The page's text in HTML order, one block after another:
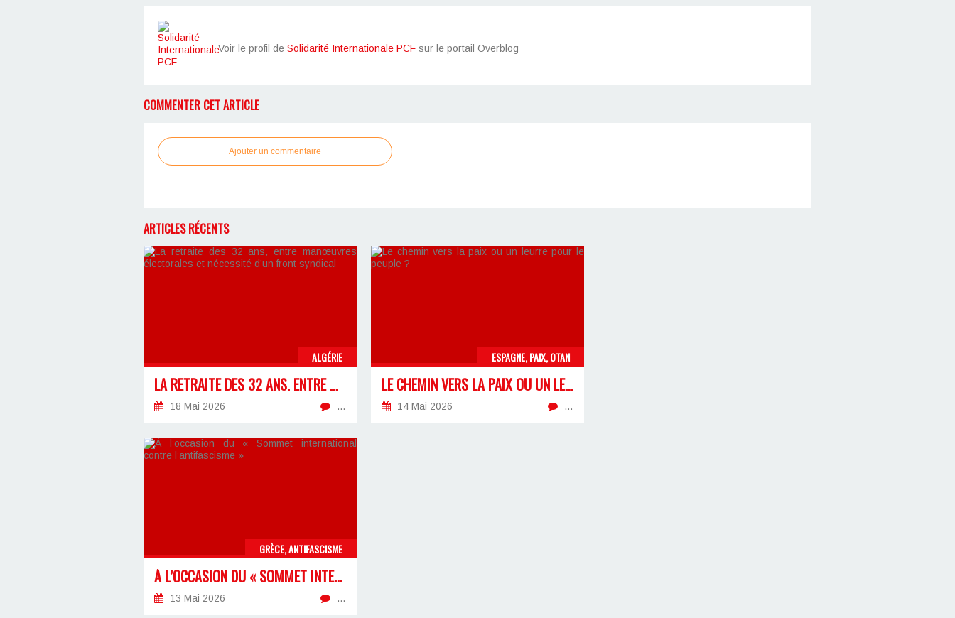
Voir le profil de Solidarité Internationale PCF sur le portail Overblog
COMMENTER CET ARTICLE
Ajouter un commentaire
ARTICLES RÉCENTS
ALGÉRIE
LA RETRAITE DES 32 ANS, ENTRE MANŒUVRES ÉLECTORALES ET NÉCESSITÉ D’UN FRONT SYNDICAL
18 Mai 2026 …
ESPAGNE, PAIX, OTAN
LE CHEMIN VERS LA PAIX OU UN LEURRE POUR LE PEUPLE ?
14 Mai 2026 …
GRÈCE, ANTIFASCISME
À L’OCCASION DU « SOMMET INTERNATIONAL CONTRE L’ANTIFASCISME »
13 Mai 2026 …